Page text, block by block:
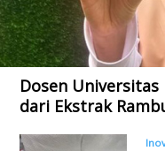
Dosen
dari Ekstrak